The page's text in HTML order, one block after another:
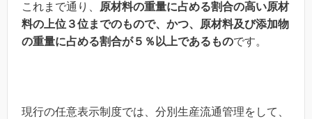
これまで通り、 原材料の重量に占める割合の高い原材
料の上位３位までのもので、かつ、原材料及び添加物
の重量に占める割合が５％以上であるものです。
現行の任意表示制度では、分別生産流通管理をして、